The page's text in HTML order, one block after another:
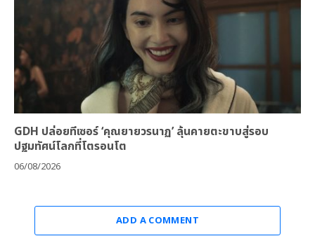
GDH ปล่อยทีเซอร์ ‘คุณยายวรนาฏ’ ลุ้นคายตะขาบสู่รอบ
ปฐมทัศน์โลกที่โตรอนโต
06/08/2026
ADD A COMMENT